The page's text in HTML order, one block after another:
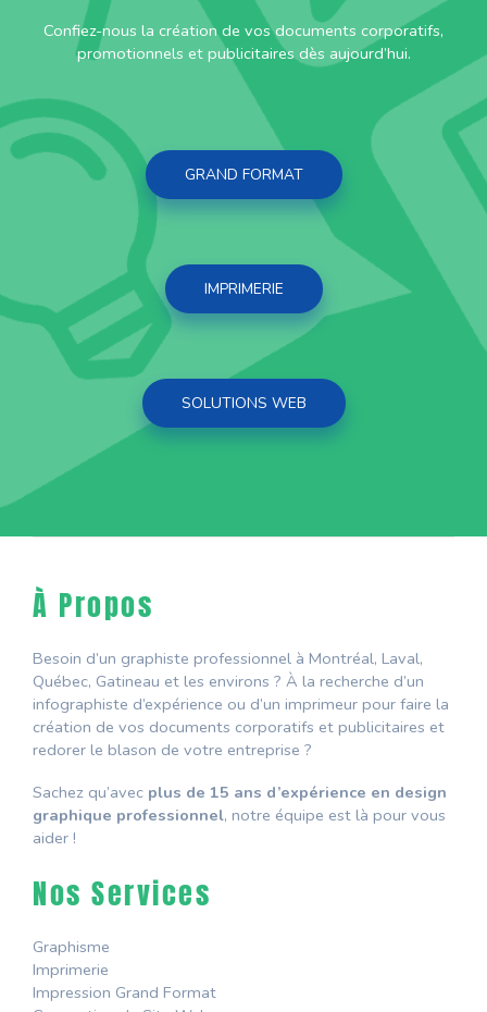
Confiez-nous la création de vos documents corporatifs,
promotionnels et publicitaires dès aujourd’hui.
GRAND FORMAT
IMPRIMERIE
SOLUTIONS WEB
À Propos
Besoin d’un graphiste professionnel à Montréal, Laval,
Québec, Gatineau et les environs ? À la recherche d’un
infographiste d’expérience ou d’un imprimeur pour faire la
création de vos documents corporatifs et publicitaires et
redorer le blason de votre entreprise ?
Sachez qu’avec plus de 15 ans d’expérience en design
graphique professionnel, notre équipe est là pour vous
aider !
Nos Services
Graphisme
Imprimerie
Impression Grand Format